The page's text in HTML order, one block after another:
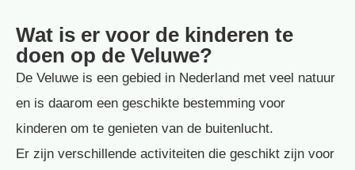
Wat is er voor de kinderen te
doen op de Veluwe?
De Veluwe is een gebied in Nederland met veel natuur
en is daarom een geschikte bestemming voor
kinderen om te genieten van de buitenlucht.
Er zijn verschillende activiteiten die geschikt zijn voor